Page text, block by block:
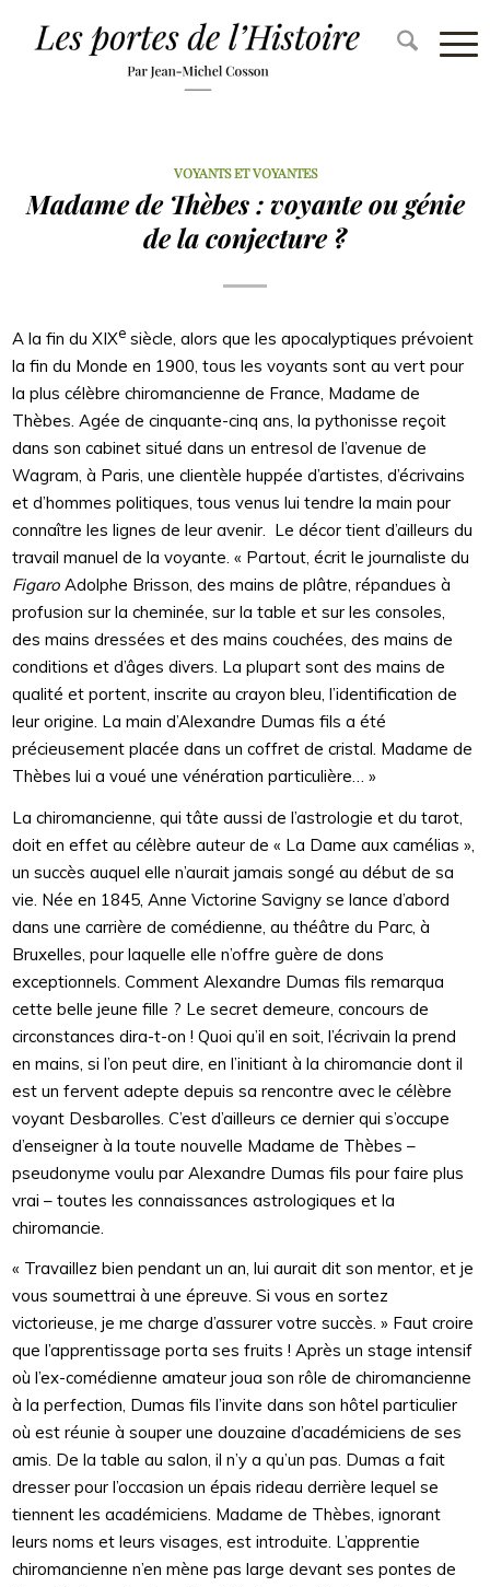
VOYANTS ET VOYANTES
Madame de Thèbes : voyante ou génie
de la conjecture ?
A la fin du XIXe siècle, alors que les apocalyptiques prévoient
la fin du Monde en 1900, tous les voyants sont au vert pour
la plus célèbre chiromancienne de France, Madame de
Thèbes. Agée de cinquante-cinq ans, la pythonisse reçoit
dans son cabinet situé dans un entresol de l’avenue de
Wagram, à Paris, une clientèle huppée d’artistes, d’écrivains
et d’hommes politiques, tous venus lui tendre la main pour
connaître les lignes de leur avenir. Le décor tient d’ailleurs du
travail manuel de la voyante. « Partout, écrit le journaliste du
Figaro Adolphe Brisson, des mains de plâtre, répandues à
profusion sur la cheminée, sur la table et sur les consoles,
des mains dressées et des mains couchées, des mains de
conditions et d’âges divers. La plupart sont des mains de
qualité et portent, inscrite au crayon bleu, l’identification de
leur origine. La main d’Alexandre Dumas fils a été
précieusement placée dans un coffret de cristal. Madame de
Thèbes lui a voué une vénération particulière… »
La chiromancienne, qui tâte aussi de l’astrologie et du tarot,
doit en effet au célèbre auteur de « La Dame aux camélias »,
un succès auquel elle n’aurait jamais songé au début de sa
vie. Née en 1845, Anne Victorine Savigny se lance d’abord
dans une carrière de comédienne, au théâtre du Parc, à
Bruxelles, pour laquelle elle n’offre guère de dons
exceptionnels. Comment Alexandre Dumas fils remarqua
cette belle jeune fille ? Le secret demeure, concours de
circonstances dira-t-on ! Quoi qu’il en soit, l’écrivain la prend
en mains, si l’on peut dire, en l’initiant à la chiromancie dont il
est un fervent adepte depuis sa rencontre avec le célèbre
voyant Desbarolles. C’est d’ailleurs ce dernier qui s’occupe
d’enseigner à la toute nouvelle Madame de Thèbes –
pseudonyme voulu par Alexandre Dumas fils pour faire plus
vrai – toutes les connaissances astrologiques et la
chiromancie.
« Travaillez bien pendant un an, lui aurait dit son mentor, et je
vous soumettrai à une épreuve. Si vous en sortez
victorieuse, je me charge d’assurer votre succès. » Faut croire
que l’apprentissage porta ses fruits ! Après un stage intensif
où l’ex-comédienne amateur joua son rôle de chiromancienne
à la perfection, Dumas fils l’invite dans son hôtel particulier
où est réunie à souper une douzaine d’académiciens de ses
amis. De la table au salon, il n’y a qu’un pas. Dumas a fait
dresser pour l’occasion un épais rideau derrière lequel se
tiennent les académiciens. Madame de Thèbes, ignorant
leurs noms et leurs visages, est introduite. L’apprentie
chiromancienne n’en mène pas large devant ses pontes de